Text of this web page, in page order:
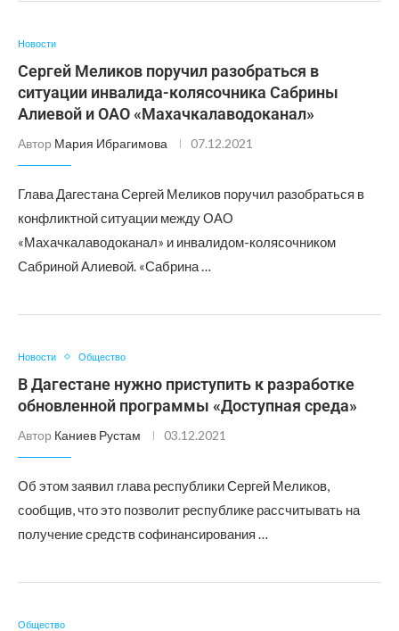
Новости
Сергей Меликов поручил разобраться в
ситуации инвалида-колясочника Сабрины
Алиевой и ОАО «Махачкалаводоканал»
Автор Мария Ибрагимова 07.12.2021
Глава Дагестана Сергей Меликов поручил разобраться в
конфликтной ситуации между ОАО
«Махачкалаводоканал» и инвалидом-колясочником
Сабриной Алиевой. «Сабрина …
Новости Общество
В Дагестане нужно приступить к разработке
обновленной программы «Доступная среда»
Автор Каниев Рустам 03.12.2021
Об этом заявил глава республики Сергей Меликов,
сообщив, что это позволит республике рассчитывать на
получение средств софинансирования …
Общество